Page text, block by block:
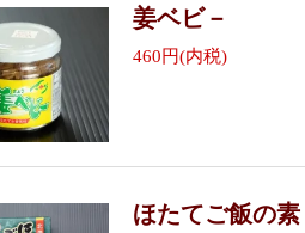
姜ベビ－
460円(内税)
ほたてご飯の素